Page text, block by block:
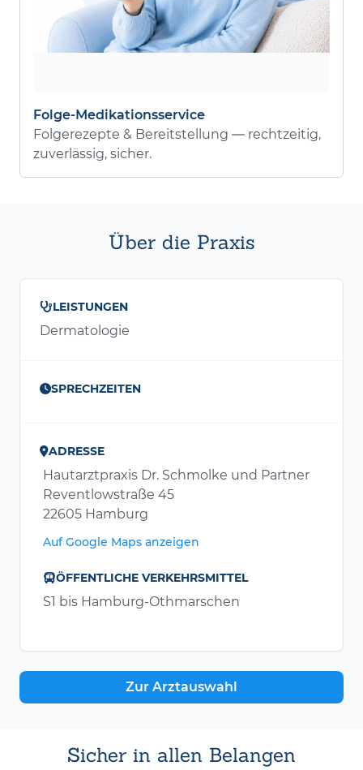
Folge-Medikationsservice
Folgerezepte & Bereitstellung — rechtzeitig,
zuverlässig, sicher.
Über die Praxis
LEISTUNGEN
Dermatologie
SPRECHZEITEN
ADRESSE
Hautarztpraxis Dr. Schmolke und Partner
Reventlowstraße 45
22605 Hamburg
Auf Google Maps anzeigen
ÖFFENTLICHE VERKEHRSMITTEL
S1 bis Hamburg-Othmarschen
Zur Arztauswahl
Sicher in allen Belangen